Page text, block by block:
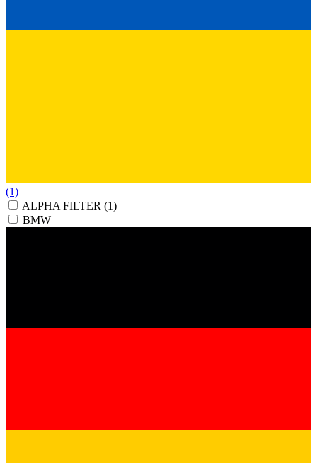
(1)
ALPHA FILTER (1)
BMW